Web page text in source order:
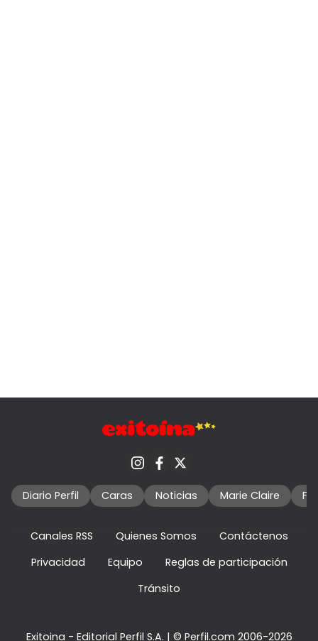
Diario Perfil Caras Noticias Marie Claire
Canales RSS Quienes Somos
Contáctenos
Privacidad
Equipo
Reglas de participación
Tránsito
Exitoina - Editorial Perfil S.A. | © Perfil.com 2006-2026